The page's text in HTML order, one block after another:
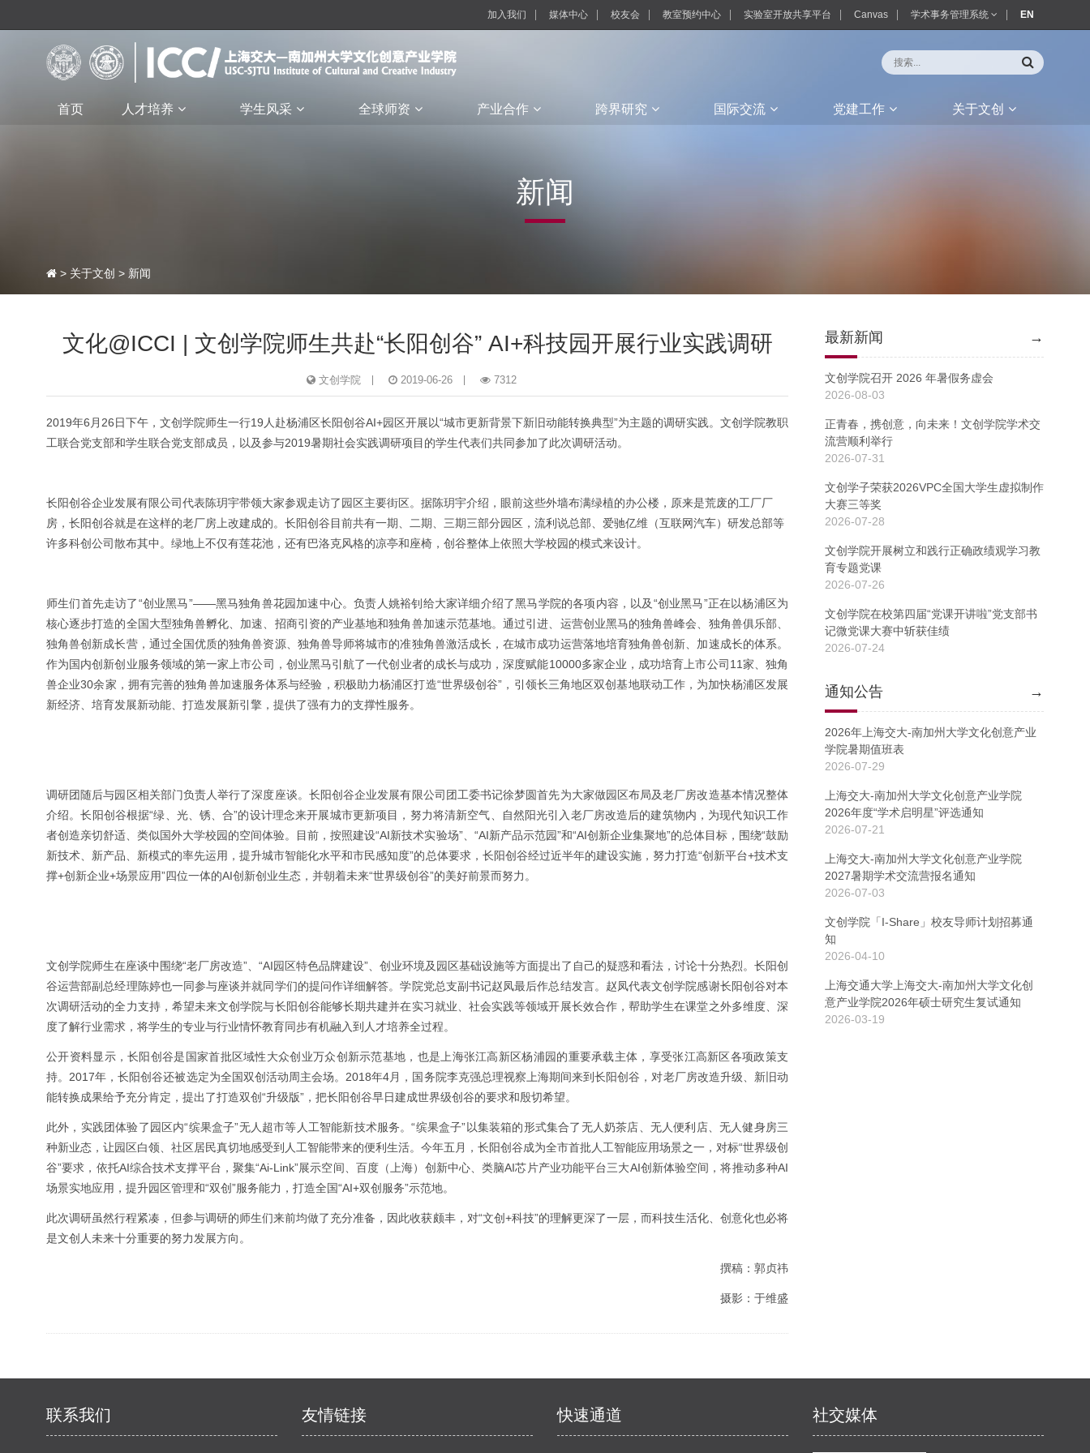
加入我们 媒体中心 校友会 教室预约中心 实验室开放共享平台 Canvas 学术事务管理系统 EN
首页 人才培养 学生风采 全球师资 产业合作 跨界研究 国际交流 党建工作 关于文创
> 关于文创 > 新闻
新闻
文化@ICCI | 文创学院师生共赴“长阳创谷” AI+科技园开展行业实践调研
文创学院 2019-06-26 7312
2019年6月26日下午，文创学院师生一行19人赴杨浦区长阳创谷AI+园区开展以“城市更新背景下新旧动能转换典型”为主题的调研实践。文创学院教职
工联合党支部和学生联合党支部成员，以及参与2019暑期社会实践调研项目的学生代表们共同参加了此次调研活动。
长阳创谷企业发展有限公司代表陈玥宇带领大家参观走访了园区主要街区。据陈玥宇介绍，眼前这些外墙布满绿植的办公楼，原来是荒废的工厂厂
房，长阳创谷就是在这样的老厂房上改建成的。长阳创谷目前共有一期、二期、三期三部分园区，流利说总部、爱驰亿维（互联网汽车）研发总部等
许多科创公司散布其中。绿地上不仅有莲花池，还有巴洛克风格的凉亭和座椅，创谷整体上依照大学校园的模式来设计。
师生们首先走访了“创业黑马”——黑马独角兽花园加速中心。负责人姚裕钊给大家详细介绍了黑马学院的各项内容，以及“创业黑马”正在以杨浦区为
核心逐步打造的全国大型独角兽孵化、加速、招商引资的产业基地和独角兽加速示范基地。通过引进、运营创业黑马的独角兽峰会、独角兽俱乐部、
独角兽创新成长营，通过全国优质的独角兽资源、独角兽导师将城市的准独角兽激活成长，在城市成功运营落地培育独角兽创新、加速成长的体系。
作为国内创新创业服务领域的第一家上市公司，创业黑马引航了一代创业者的成长与成功，深度赋能10000多家企业，成功培育上市公司11家、独角
兽企业30余家，拥有完善的独角兽加速服务体系与经验，积极助力杨浦区打造“世界级创谷”，引领长三角地区双创基地联动工作，为加快杨浦区发展
新经济、培育发展新动能、打造发展新引擎，提供了强有力的支撑性服务。
调研团随后与园区相关部门负责人举行了深度座谈。长阳创谷企业发展有限公司团工委书记徐梦圆首先为大家做园区布局及老厂房改造基本情况整体
介绍。长阳创谷根据“绿、光、锈、合”的设计理念来开展城市更新项目，努力将清新空气、自然阳光引入老厂房改造后的建筑物内，为现代知识工作
者创造亲切舒适、类似国外大学校园的空间体验。目前，按照建设“AI新技术实验场”、“AI新产品示范园”和“AI创新企业集聚地”的总体目标，围绕“鼓励
新技术、新产品、新模式的率先运用，提升城市智能化水平和市民感知度”的总体要求，长阳创谷经过近半年的建设实施，努力打造“创新平台+技术支
撑+创新企业+场景应用”四位一体的AI创新创业生态，并朝着未来“世界级创谷”的美好前景而努力。
文创学院师生在座谈中围绕“老厂房改造”、“AI园区特色品牌建设”、创业环境及园区基础设施等方面提出了自己的疑惑和看法，讨论十分热烈。长阳创
谷运营部副总经理陈婷也一同参与座谈并就同学们的提问作详细解答。学院党总支副书记赵凤最后作总结发言。赵凤代表文创学院感谢长阳创谷对本
次调研活动的全力支持，希望未来文创学院与长阳创谷能够长期共建并在实习就业、社会实践等领域开展长效合作，帮助学生在课堂之外多维度、深
度了解行业需求，将学生的专业与行业情怀教育同步有机融入到人才培养全过程。
公开资料显示，长阳创谷是国家首批区域性大众创业万众创新示范基地，也是上海张江高新区杨浦园的重要承载主体，享受张江高新区各项政策支
持。2017年，长阳创谷还被选定为全国双创活动周主会场。2018年4月，国务院李克强总理视察上海期间来到长阳创谷，对老厂房改造升级、新旧动
能转换成果给予充分肯定，提出了打造双创“升级版”，把长阳创谷早日建成世界级创谷的要求和殷切希望。
此外，实践团体验了园区内“缤果盒子”无人超市等人工智能新技术服务。“缤果盒子”以集装箱的形式集合了无人奶茶店、无人便利店、无人健身房三
种新业态，让园区白领、社区居民真切地感受到人工智能带来的便利生活。今年五月，长阳创谷成为全市首批人工智能应用场景之一，对标“世界级创
谷”要求，依托AI综合技术支撑平台，聚集“Ai-Link”展示空间、百度（上海）创新中心、类脑AI芯片产业功能平台三大AI创新体验空间，将推动多种AI
场景实地应用，提升园区管理和“双创”服务能力，打造全国“AI+双创服务”示范地。
此次调研虽然行程紧凑，但参与调研的师生们来前均做了充分准备，因此收获颇丰，对“文创+科技”的理解更深了一层，而科技生活化、创意化也必将
是文创人未来十分重要的努力发展方向。
撰稿：郭贞祎
摄影：于维盛
最新新闻 →
文创学院召开 2026 年暑假务虚会
2026-08-03
正青春，携创意，向未来！文创学院学术交
流营顺利举行
2026-07-31
文创学子荣获2026VPC全国大学生虚拟制作
大赛三等奖
2026-07-28
文创学院开展树立和践行正确政绩观学习教
育专题党课
2026-07-26
文创学院在校第四届“党课开讲啦”党支部书
记微党课大赛中斩获佳绩
2026-07-24
通知公告 →
2026年上海交大-南加州大学文化创意产业
学院暑期值班表
2026-07-29
上海交大-南加州大学文化创意产业学院
2026年度“学术启明星”评选通知
2026-07-21
上海交大-南加州大学文化创意产业学院
2027暑期学术交流营报名通知
2026-07-03
文创学院「I-Share」校友导师计划招募通
知
2026-04-10
上海交通大学上海交大-南加州大学文化创
意产业学院2026年硕士研究生复试通知
2026-03-19
联系我们 友情链接 快速通道 社交媒体